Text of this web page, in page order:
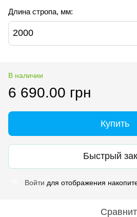
Длина стропа, мм:
2000
В наличии
6 690.00 грн
Купить
Быстрый
Войти для отображения